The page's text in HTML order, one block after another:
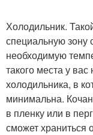
Холодильник.
специальную зону
необходимую
такого места у
холодильника, в
минимальна.
в пленку или в
сможет храниться